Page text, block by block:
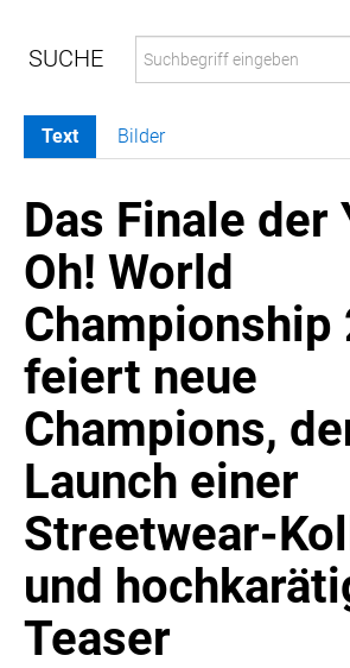
MELDUNGEN
SWORDFISH
AURA
AWOL VISION
BESTATTUNG HIMMELBLAU
CARRERA
EORA
OPTIMUM NUTRITION
PROF. GEORGE BIRKMAYER NADH
PUSTEFIX
META COMMUNICATION
REVELL
SONOS DE
Text Bilder
Das Finale der
Oh! World
Championship
feiert neue
Champions,
Launch einer
Streetwear-
und
Teaser